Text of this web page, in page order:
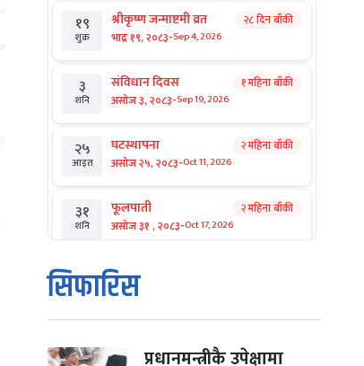
१९
शुक्र
श्रीकृष्ण जन्माष्टमी व्रत
भाद्र १९, २०८३-Sep 4, 2026
२८ दिन बाँकी
३
शनि
संविधान दिवस
असोज ३, २०८३-Sep 19, 2026
१ महिना बाँकी
२५
आइत
घटस्थापना
असोज २५, २०८३-Oct 11, 2026
२ महिना बाँकी
३१
शनि
फूलपाती
असोज ३१ , २०८३-Oct 17, 2026
२ महिना बाँकी
१
आइत
कार्तिक सङ्क्रान्ति
कार्तिक १, २०८३
मंगल कार्तिक ३, २०८३-Oct 20, 2026
सिफारिस
प्रधानमन्त्रीकै उपेक्षामा